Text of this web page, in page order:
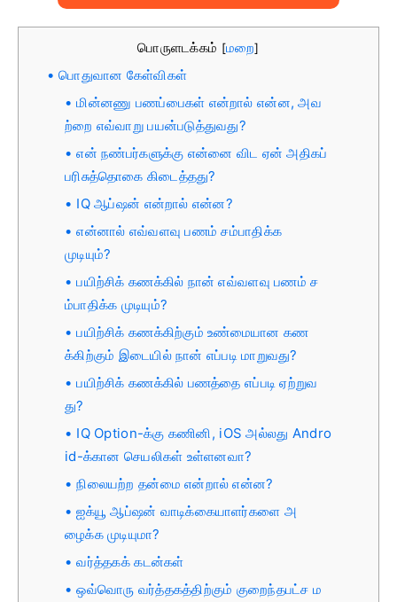
பொருளடக்கம் [மறை]
பொதுவான கேள்விகள்
மின்னணு பணப்பைகள் என்றால் என்ன, அவ
ற்றை எவ்வாறு பயன்படுத்துவது?
என் நண்பர்களுக்கு என்னை விட ஏன் அதிகப்
பரிசுத்தொகை கிடைத்தது?
IQ ஆப்ஷன் என்றால் என்ன?
என்னால் எவ்வளவு பணம் சம்பாதிக்க
முடியும்?
பயிற்சிக் கணக்கில் நான் எவ்வளவு பணம் ச
ம்பாதிக்க முடியும்?
பயிற்சிக் கணக்கிற்கும் உண்மையான கண
க்கிற்கும் இடையில் நான் எப்படி மாறுவது?
பயிற்சிக் கணக்கில் பணத்தை எப்படி ஏற்றுவ
து?
IQ Option-க்கு கணினி, iOS அல்லது Andro
id-க்கான செயலிகள் உள்ளனவா?
நிலையற்ற தன்மை என்றால் என்ன?
ஐக்யூ ஆப்ஷன் வாடிக்கையாளர்களை அ
ழைக்க முடியுமா?
வர்த்தகக் கடன்கள்
ஒவ்வொரு வர்த்தகத்திற்கும் குறைந்தபட்ச ம